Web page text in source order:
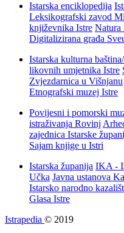
Istarska enciklopedija
Leksikografski zavod
književnika Istre Natura
Digitalizirana građa
Istarska kulturna
likovnih umjetnika Istre
Zvjezdarnica u Višnjanu
Etnografski muzej Istre
Povijesni i pomorski
istraživanja Rovinj
zajednica Istarske
Sajam knjige u Istri
Istarska županija IKA -
Učka Javna ustanova
Istarsko narodno
Glasa Istre
Istrapedia © 2019